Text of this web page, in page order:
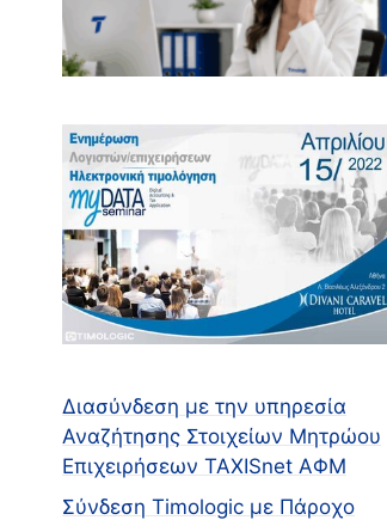
Διασύνδεση με την υπηρεσία
Αναζήτησης Στοιχείων Μητρώου
Επιχειρήσεων TAXISnet ΑΦΜ
Σύνδεση Timologic με Πάροχο